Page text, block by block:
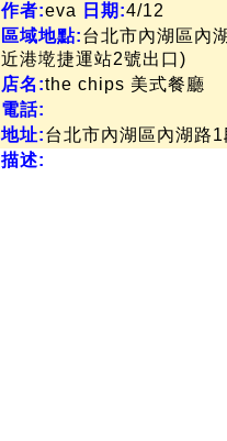
作者:eva 日期:4/12
區域地點:台北市內湖區內
近港墘捷運站2號出口)
店名:the chips 美式餐廳
電話:
地址:台北市內湖區內湖路
描述: